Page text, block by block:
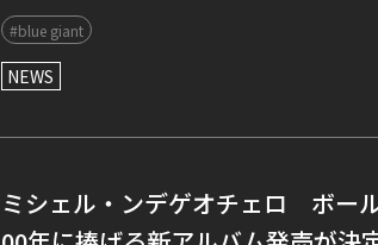
23年には東京 […]
#blue giant
NEWS
ミシェル・ンデゲオチェロ ボー